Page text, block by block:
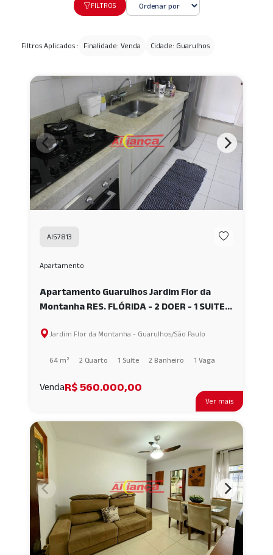
FILTROS
Filtros Aplicados : Finalidade: Venda Cidade: Guarulhos
Ver mais
AI57813
Apartamento
Apartamento Guarulhos Jardim Flor da
Montanha RES. FLÓRIDA - 2 DOER - 1 SUITE -
Jardim Flor da Montanha - Guarulhos/São Paulo
64 m² 2 Quarto 1 Suíte 2 Banheiro 1 Vaga
VendaR$ 560.000,00